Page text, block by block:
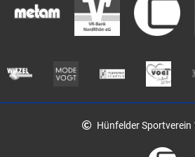
Hünfelder Sportverein